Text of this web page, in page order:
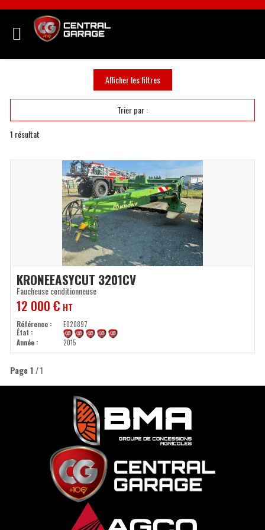
1 résultat
Trier par :
Afficher les filtres
Faucheuse conditionneuse
KRONEEASYCUT 3201CV
Référence
E020897
État
Année
2015
12 000€ HT
Page 1 / 1